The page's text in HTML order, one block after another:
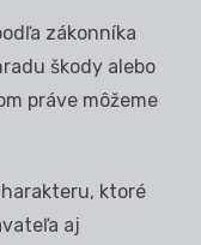
zákonníka
škody alebo
práve môžeme
ktoré
aj